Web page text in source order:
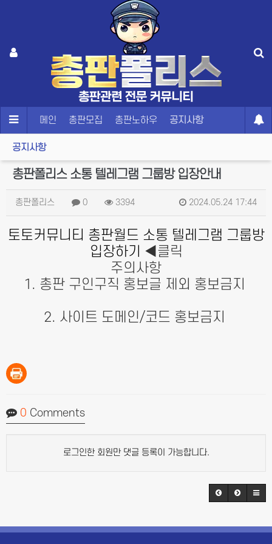
메인 총판모집 총판노하우 공지사항
공지사항
총판폴리스 소통 텔레그램 그룹방 입장안내
총판폴리스 0 3394 2024.05.24 17:44
토토커뮤니티 총판월드 소통 텔레그램 그룹방
입장하기
◀클릭
주의사항
1. 총판 구인구직 홍보글 제외 홍보금지
2. 사이트 도메인/코드 홍보금지
0 Comments
로그인한 회원만 댓글 등록이 가능합니다.